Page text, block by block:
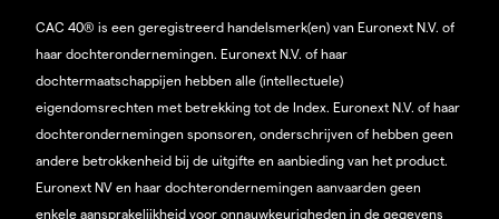
CAC 40® is een geregistreerd handelsmerk(en) van Euronext N.V. of
haar dochterondernemingen. Euronext N.V. of haar
dochtermaatschappijen hebben alle (intellectuele)
eigendomsrechten met betrekking tot de Index. Euronext N.V. of haar
dochterondernemingen sponsoren, onderschrijven of hebben geen
andere betrokkenheid bij de uitgifte en aanbieding van het product.
Euronext NV en haar dochterondernemingen aanvaarden geen
enkele aansprakelijkheid voor onnauwkeurigheden in de gegevens